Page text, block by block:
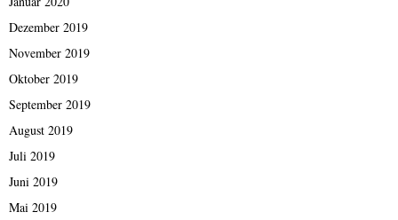
Dezember 2019
November 2019
Oktober 2019
September 2019
August 2019
Juli 2019
Juni 2019
Mai 2019